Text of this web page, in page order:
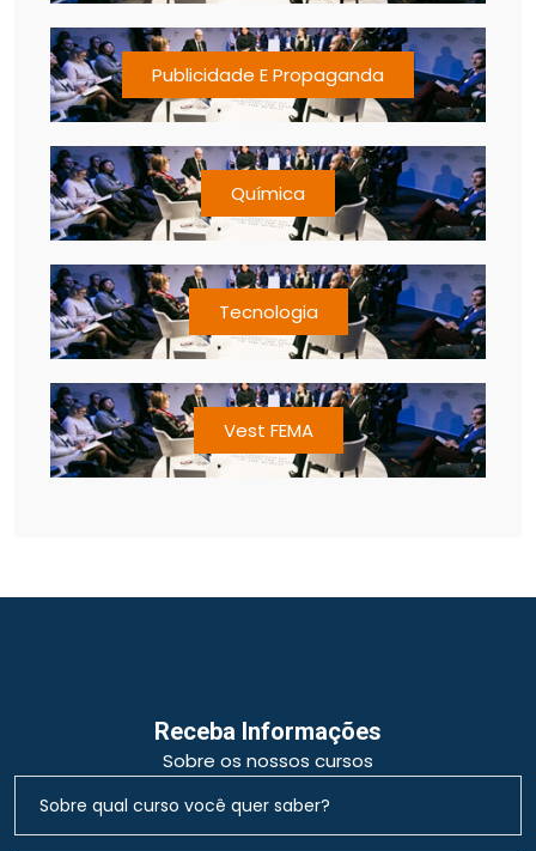
Publicidade E Propaganda
Química
Tecnologia
Vest FEMA
Receba Informações
Sobre os nossos cursos